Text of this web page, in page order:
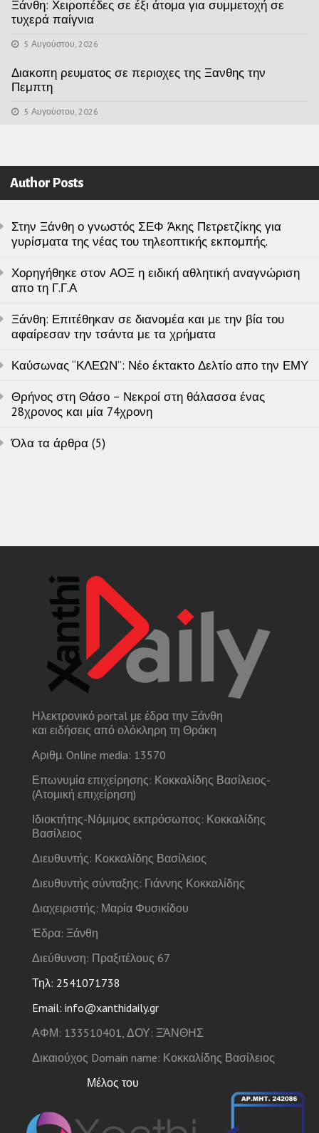
Ξάνθη: Χειροπέδες σε έξι άτομα για συμμετοχή σε
τυχερά παίγνια
5 Αυγούστου, 2026
Διακοπη ρευματος σε περιοχες της Ξανθης την
Πεμπτη
5 Αυγούστου, 2026
Author Posts
Στην Ξάνθη ο γνωστός ΣΕΦ Άκης Πετρετζίκης για
γυρίσματα της νέας του τηλεοπτικής εκπομπής.
Χορηγήθηκε στον ΑΟΞ η ειδική αθλητική αναγνώριση
απο τη Γ.Γ.Α
Ξάνθη: Επιτέθηκαν σε διανομέα και με την βία του
αφαίρεσαν την τσάντα με τα χρήματα
Καύσωνας “ΚΛΕΩΝ”: Νέο έκτακτο Δελτίο απο την ΕΜΥ
Θρήνος στη Θάσο – Νεκροί στη θάλασσα ένας
28χρονος και μία 74χρονη
Όλα τα άρθρα (5)
Ηλεκτρονικό portal με έδρα την Ξάνθη
και ειδήσεις από ολόκληρη τη Θράκη
Αριθμ. Online media: 13570
Επωνυμία επιχείρησης: Κοκκαλίδης Βασίλειος-
(Ατομική επιχείρηση)
Ιδιοκτήτης-Νόμιμος εκπρόσωπος: Κοκκαλίδης
Βασίλειος
Διευθυντής: Κοκκαλίδης Βασίλειος
Διευθυντής σύνταξης: Γιάννης Κοκκαλίδης
Διαχειριστής: Μαρία Φυσικίδου
Έδρα: Ξάνθη
Διεύθυνση: Πραξιτέλους 67
Τηλ: 2541071738
Email: info@xanthidaily.gr
ΑΦΜ: 133510401, ΔΟΥ: ΞΆΝΘΗΣ
Δικαιούχος Domain name: Κοκκαλίδης Βασίλειος
Μέλος του